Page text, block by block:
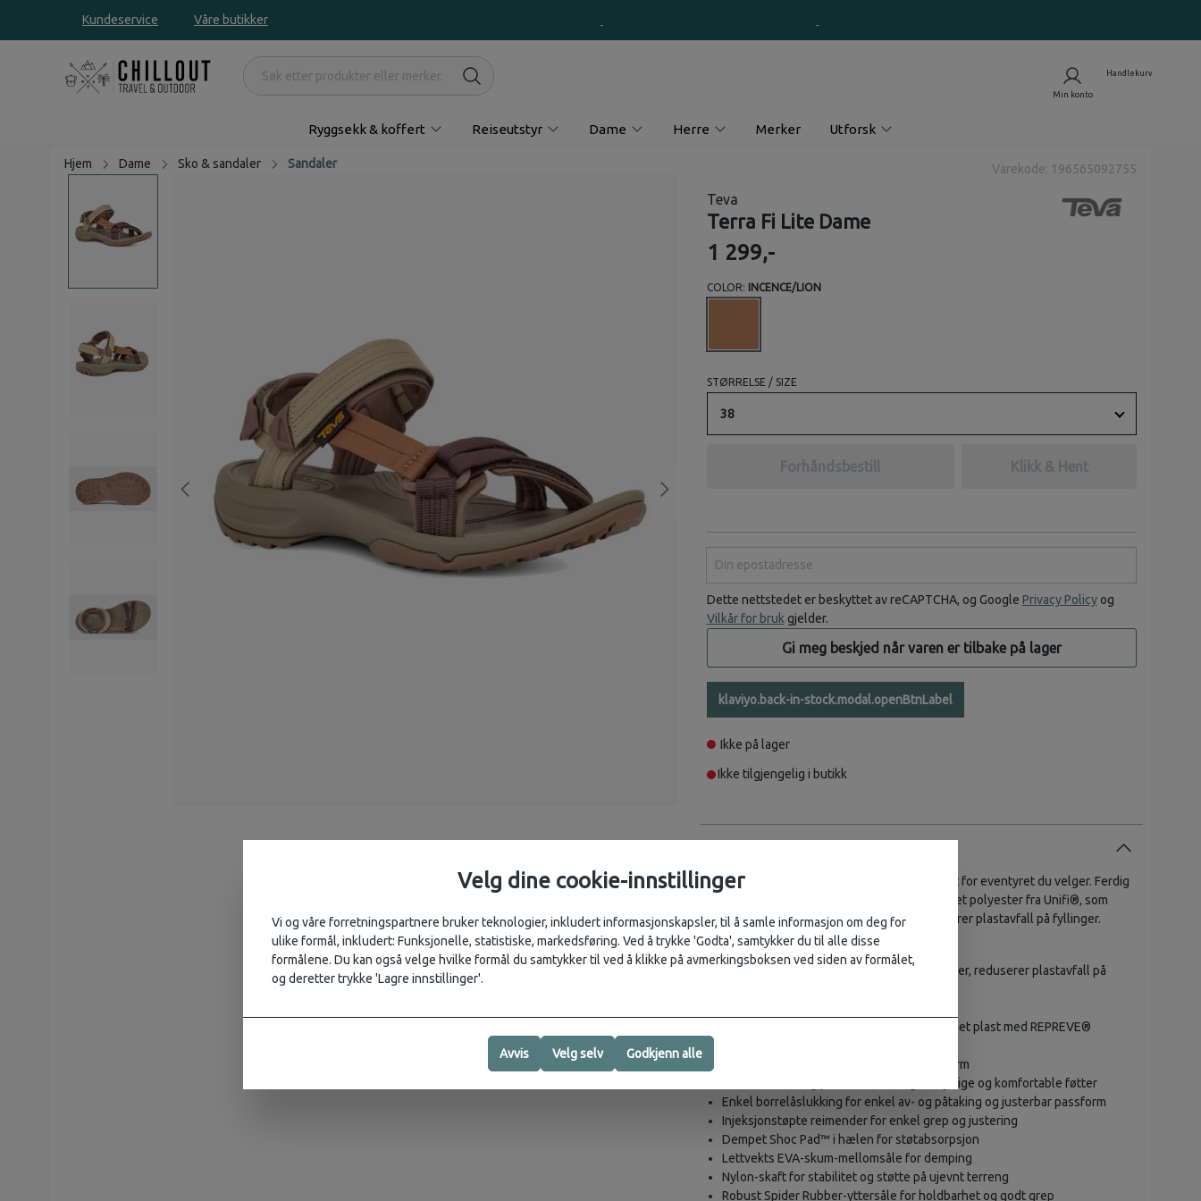
Kundeservice Våre butikker
Ryggsekk & koffert Reiseutstyr Dame Herre Merker Utforsk
Hjem Dame Sko & sandaler Sandaler Varekode: 196565092755
Teva
Terra Fi Lite Dame
1 299,-
COLOR: INCENCE/LION
STØRRELSE / SIZE
38
Forhåndsbestill Klikk & Hent
Dette nettstedet er beskyttet av reCAPTCHA, og Google Privacy Policyog
Vilkår for bruk gjelder.
Gi meg beskjed når varen er tilbake på lager
klaviyo.back-in-stock.modal.openBtnLabel
Ikke på lager
Ikke tilgjengelig i butikk
Ytelseskomfort og livlige reimdesign er skapt for eventyret du velger. Ferdig
med miljøvennlige remmer laget av gjenvunnet polyester fra Unifi®, som
tåler røff behandling samtidig som de reduserer plastavfall på fyllinger.
Ytelseskomfort og livlige reimdesign
Remmer laget av Unifi® resirkulert polyester, reduserer plastavfall på
Hurtigtørkende webbing laget av gjenvunnet plast med REPREVE®
Flere justeringspunkter for perfekt passform
Fôret med lett og pustende netting for kjølige og komfortable føtter
Enkel borrelåslukking for enkel av- og påtaking og justerbar passform
Injeksjonstøpte reimender for enkel grep og justering
Dempet Shoc Pad™ i hælen for støtabsorpsjon
Lettvekts EVA-skum-mellomsåle for demping
Nylon-skaft for stabilitet og støtte på ujevnt terreng
Robust Spider Rubber-yttersåle for holdbarhet og godt grep
Velg dine cookie-innstillinger
Vi og våre forretningspartnere bruker teknologier, inkludert informasjonskapsler, til å samle informasjon om deg for
ulike formål, inkludert: Funksjonelle, statistiske, markedsføring. Ved å trykke 'Godta', samtykker du til alle disse
formålene. Du kan også velge hvilke formål du samtykker til ved å klikke på avmerkingsboksen ved siden av formålet,
og deretter trykke 'Lagre innstillinger'.
Avvis Velg selv Godkjenn alle